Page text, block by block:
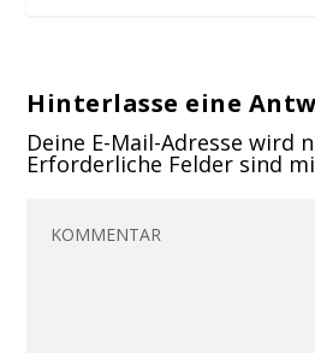
Hinterlasse eine
Deine E-Mail-Adresse wird
Erforderliche Felder sind